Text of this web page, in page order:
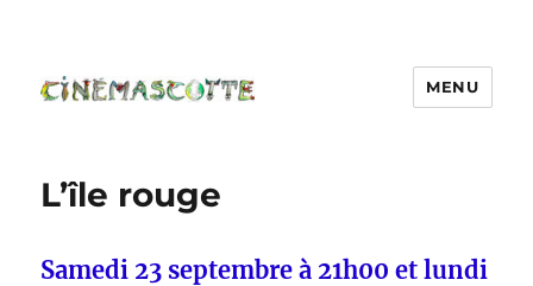
MENU
L’île rouge
Samedi 23 septembre à 21h00 et lundi